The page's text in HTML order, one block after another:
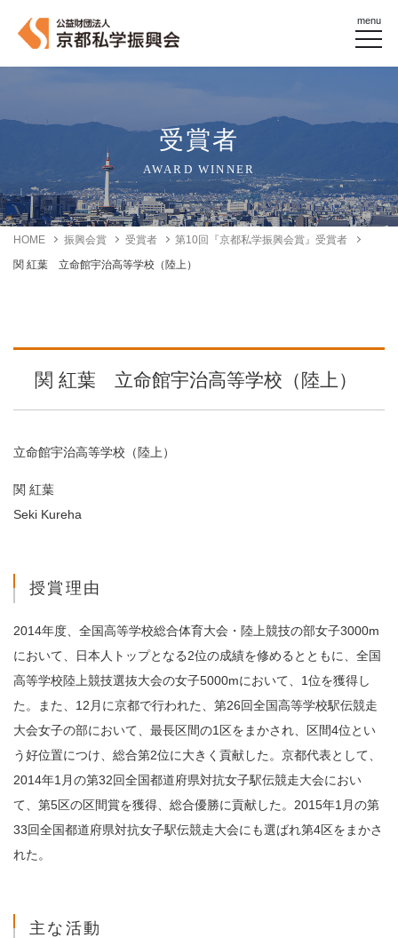
menu
受賞者
AWARD WINNER
HOME 振興会賞 受賞者
第10回『京都私学振興会賞』受賞者
関 紅葉 立命館宇治高等学校（陸上）
関 紅葉 立命館宇治高等学校（陸上）
立命館宇治高等学校（陸上）
関 紅葉
Seki Kureha
授賞理由
2014年度、全国高等学校総合体育大会・陸上競技の部女子3000m
において、日本人トップとなる2位の成績を修めるとともに、全国
高等学校陸上競技選抜大会の女子5000mにおいて、1位を獲得し
た。また、12月に京都で行われた、第26回全国高等学校駅伝競走
大会女子の部において、最長区間の1区をまかされ、区間4位とい
う好位置につけ、総合第2位に大きく貢献した。京都代表として、
2014年1月の第32回全国都道府県対抗女子駅伝競走大会におい
て、第5区の区間賞を獲得、総合優勝に貢献した。2015年1月の第
33回全国都道府県対抗女子駅伝競走大会にも選ばれ第4区をまかさ
れた。
主な活動